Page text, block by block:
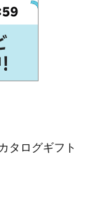
タログギフト